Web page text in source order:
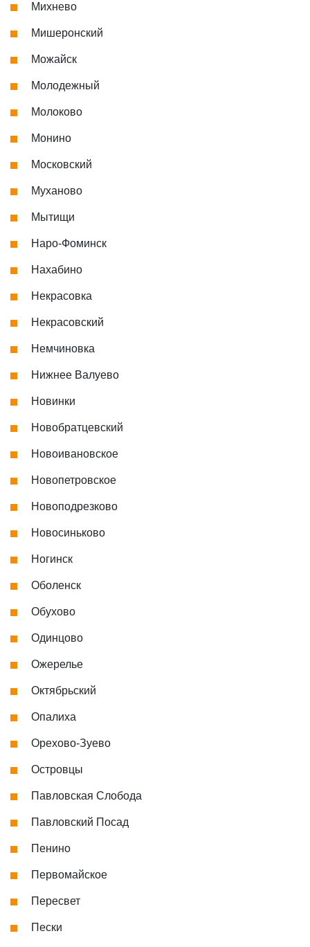
Михнево
Мишеронский
Можайск
Молодежный
Молоково
Монино
Московский
Муханово
Мытищи
Наро-Фоминск
Нахабино
Некрасовка
Некрасовский
Немчиновка
Нижнее Валуево
Новинки
Новобратцевский
Новоивановское
Новопетровское
Новоподрезково
Новосиньково
Ногинск
Оболенск
Обухово
Одинцово
Ожерелье
Октябрьский
Опалиха
Орехово-Зуево
Островцы
Павловская Слобода
Павловский Посад
Пенино
Первомайское
Пересвет
Пески